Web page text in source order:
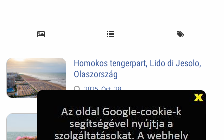
Homokos tengerpart, Lido di Jesolo,
Olaszország
2025. Oct. 28.
Tengeri kutya - Jesolo, Olaszország
2025. Oct. 28.